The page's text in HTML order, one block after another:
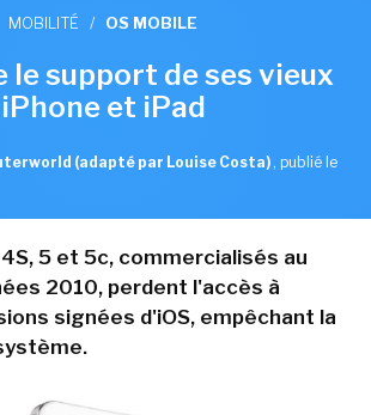
MOBILITÉ / OS MOBILE
le support de ses vieux
iPhone et iPad
(adapté par Louise Costa) , publié le
5 et 5c, commercialisés au
2010, perdent l'accès à
signées d'iOS, empêchant la